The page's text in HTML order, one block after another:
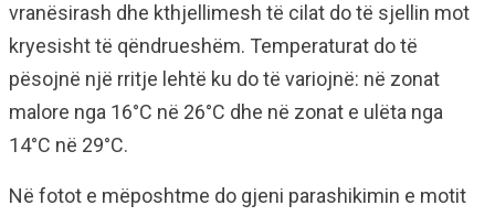
vranësirash dhe kthjellimesh të cilat do të sjellin mot
kryesisht të qëndrueshëm. Temperaturat do të
pësojnë një rritje lehtë ku do të variojnë: në zonat
malore nga 16°C në 26°C dhe në zonat e ulëta nga
14°C në 29°C.
Në fotot e mëposhtme do gjeni parashikimin e motit